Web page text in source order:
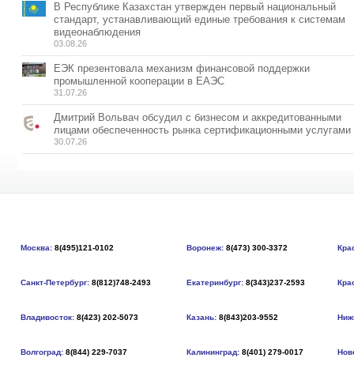
В Республике Казахстан утвержден первый национальный
стандарт, устанавливающий единые требования к системам
видеонаблюдения
03.08.26
ЕЭК презентовала механизм финансовой поддержки
промышленной кооперации в ЕАЭС
31.07.26
Дмитрий Вольвач обсудил с бизнесом и аккредитованными
лицами обеспеченность рынка сертификационными услугами
30.07.26
Москва: 8(495)121-0102 Воронеж: 8(473) 300-3372
Санкт-Петербург: 8(812)748-2493 Екатеринбург: 8(343)237-2593
Владивосток: 8(423) 202-5073 Казань: 8(843)203-9552
Волгоград: 8(844) 229-7037 Калининград: 8(401) 279-0017